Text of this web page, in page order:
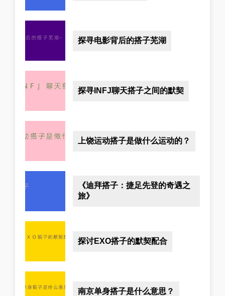
探寻电影背后的搭子芜湖
探寻INFJ聊天搭子之间的默契
上饶运动搭子是做什么运动的？
《迪拜搭子：捷足先登的奇遇之
旅》
探讨EXO搭子的默契配合
南京单身搭子是什么意思？